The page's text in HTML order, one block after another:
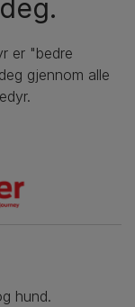
er "bedre
gjennom alle
hund.